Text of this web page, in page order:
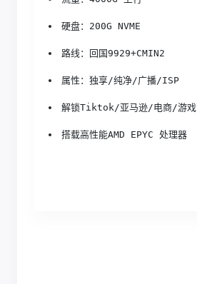
硬盘：200G NVME
路线：回国9929+CMIN2
属性：独享/纯净/广播/ISP
解锁Tiktok/亚马逊/电商/游戏
搭载高性能AMD EPYC 处理器